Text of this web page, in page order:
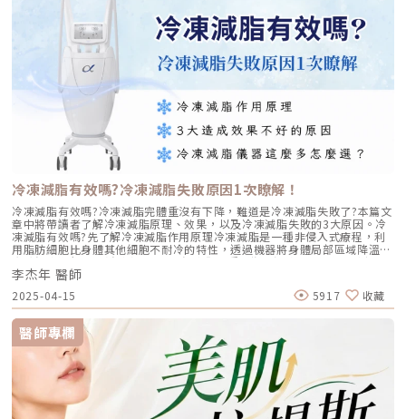
頭、說話吞嚥，很容易把紋路「折成固定線」。更精準地說，頸紋通常不是
單一原因，而是下面幾個因素疊加的結果：1.結構老化：膠原蛋白與彈力蛋
白流失當膠原與彈力支撐慢慢減少，皮膚就像「少了彈性布料」一樣，原本
只是動作時的摺痕，會逐漸變成放鬆時也看得見的固定紋。這就是為什麼你
可能覺得「這條線以前只有低頭才有，現在平視也有」。2.姿勢習慣：科技
脖讓摺痕每天重複上千次手機、電腦、平板帶來的最大差別是，頸部長時間
維持「彎折角度」。皮膚在同一位置反覆折疊，就像紙張一直沿同一條線
折，最後那條折痕會越來越深。這類通常表現為水平頸紋，而且常見在「一
天手機不離手」的人身上。3.光老化與乾燥：頸部防曬被忽略，老化就加速
頸部常被漏擦防曬，紫外線會加速膠原分解，讓皮膚更薄、更乾、更容易出
現細紋與鬆弛。再加上頸部油脂少、保水差，乾燥時紋路會更立體，甚至妝
感、粉感也更容易卡在紋路裡。4.肌肉牽動：有些紋路不是「皮膚」的問題
有一部分頸紋屬於「動態牽動型」，尤其是垂直走向的紋路或頸闊肌緊繃造
成的線條。這類型通常在說話、用力、吞嚥時更明顯，處理策略就不會只靠
保養或單純填補，而是要把「肌肉牽動」一起納入評估。頸紋類型先分清，
療程才不會選錯很多人做頸紋療程「沒感覺」，問題往往不是療程不好，而
是一開始就選錯戰場。頸紋不是單一型態：有的來自乾燥與表層紋理、有的
是長期折疊造成的水平凹陷、有的與肌肉牽動有關，還有一種是鬆弛下垂導
致的整體老化。當你把不同原因的頸紋用同一種方式處理，結果通常就是
「花錢、很努力、但改變有限」。1.淺層細紋型：低頭或皮膚偏乾時才明顯
外觀特徵： 平視時不一定清楚，但一低頭、或皮膚乾燥時就更顯眼 常伴隨
頸部粗糙、缺乏光澤、觸感不夠細緻 紋路偏「細、密、淺」，不像凹陷那
麼深常見成因：乾燥＋光老化＋表層紋理老化（頸部油脂少、保水差）。常
見策略： 雷射／光電膚質管理：目標是改善表皮更新與真皮膠原密度，讓
紋理更平整 微針（含各類導入）：以膚質重建為主，適合想要細緻度、光
澤感的人 保濕與防曬是必要底盤：這型如果只做醫美不做保養，常容易很
快「又回來」2.中度水平頸紋型：平視也看得見的「固定線」外觀特徵： 站
著平視就能看到一到數條水平紋 低頭時更深，放鬆時仍存在 有時紋路邊緣
會有陰影，看起來像「凹」進去常見成因：長期折疊（科技脖）＋結構支撐
力下降。常見策略： 玻尿酸微量填補：針對「凹陷線」做精準平整，是這
型最常用的立即改善手段 搭配光電刺激（電波/射頻等）：因為只填補不處
理膚質與彈性，維持度通常較差；加上緊緻刺激能讓整體更自然、也更耐看
冷凍減脂有效嗎?冷凍減脂失敗原因1次瞭解！
冷凍減脂有效嗎?冷凍減脂完體重沒有下降，難道是冷凍減脂失敗了?本篇文
章中將帶讀者了解冷凍減脂原理、效果，以及冷凍減脂失敗的3大原因。冷
凍減脂有效嗎?先了解冷凍減脂作用原理冷凍減脂是一種非侵入式療程，利
用脂肪細胞比身體其他細胞不耐冷的特性，透過機器將身體局部區域降溫到
脂肪細胞進行凋亡(自殺)，但其他細胞卻不受影響的溫度範圍，以減少過多
脂肪。（圖／杰膚美診所-李杰年醫師提供）冷凍減脂失敗了?3大造成冷凍
減脂效果不好的原因杰膚美診所李杰年院長表示:「許多人以為冷凍減脂失
敗了，因為效果不如預期，然而有３個重點需要搞清楚，第1點就是做了冷
凍減脂體重是不會減輕的，因為脂肪本身的重量就非常少，冷凍減脂是一種
體態雕塑的手段，並不能拿來減重；第2點就是一定要做夠點數與次數，若
是非常肥厚的脂肪往往需要２～３次才能達到滿意效果，或是脂肪分布的範
圍比較大，這時候就需要比較多探頭去施作，若是施作次數與冷凍的範圍不
足就可能造成減脂效果不理想；最後一點很重要，許多人會覺得做了冷凍減
脂後就不需要控制飲食，然而跟抽脂手術一樣，脂肪細胞可以膨脹到原體積
的的200倍，很多人抽脂後復胖也是這個原因，冷凍減脂後隨然能夠局部的
減少脂肪厚度，但仍然要注意飲食控制，否則還是有全身性復胖的可能。」
（圖／杰膚美診所-李杰年醫師提供）冷凍減脂儀器這麼多，選擇阿爾發冷
李杰年 醫師
2025-04-15 5917 收藏
醫師專欄